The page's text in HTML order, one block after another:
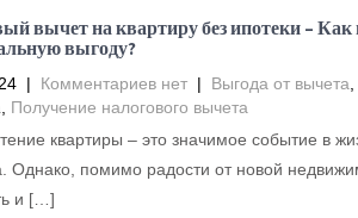
вычет на квартиру без ипотеки – Как
выгоду?
| Комментариев нет | Выгода от вычета
Получение налогового вычета
квартиры – это значимое событие в
Однако, помимо радости от новой
и […]